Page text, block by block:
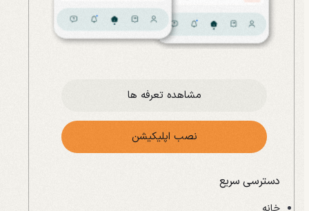
مشاهده تعرفه ها
نصب اپلیکیشن
دسترسی سریع